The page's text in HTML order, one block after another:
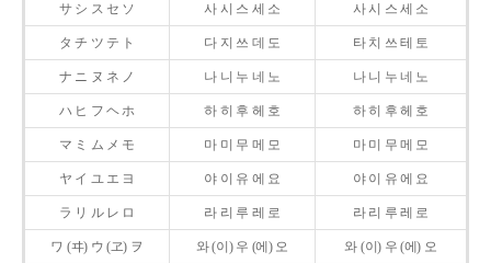
サ シ ス セ ソ 사 시 스 세 소 사 시 스 세 소
タ チ ツ テ ト 다 지 쓰 데 도 타 치 쓰 테 토
ナ ニ ヌ ネ ノ 나 니 누 네 노 나 니 누 네 노
ハ ヒ フ ヘ ホ 하 히 후 헤 호 하 히 후 헤 호
マ ミ ム メ モ 마 미 무 메 모 마 미 무 메 모
ヤ イ ユ エ ヨ 야 이 유 에 요 야 이 유 에 요
ラ リ ル レ ロ 라 리 루 레 로 라 리 루 레 로
ワ (ヰ) ウ (ヱ) ヲ 와 (이) 우 (에) 오 와 (이) 우 (에) 오